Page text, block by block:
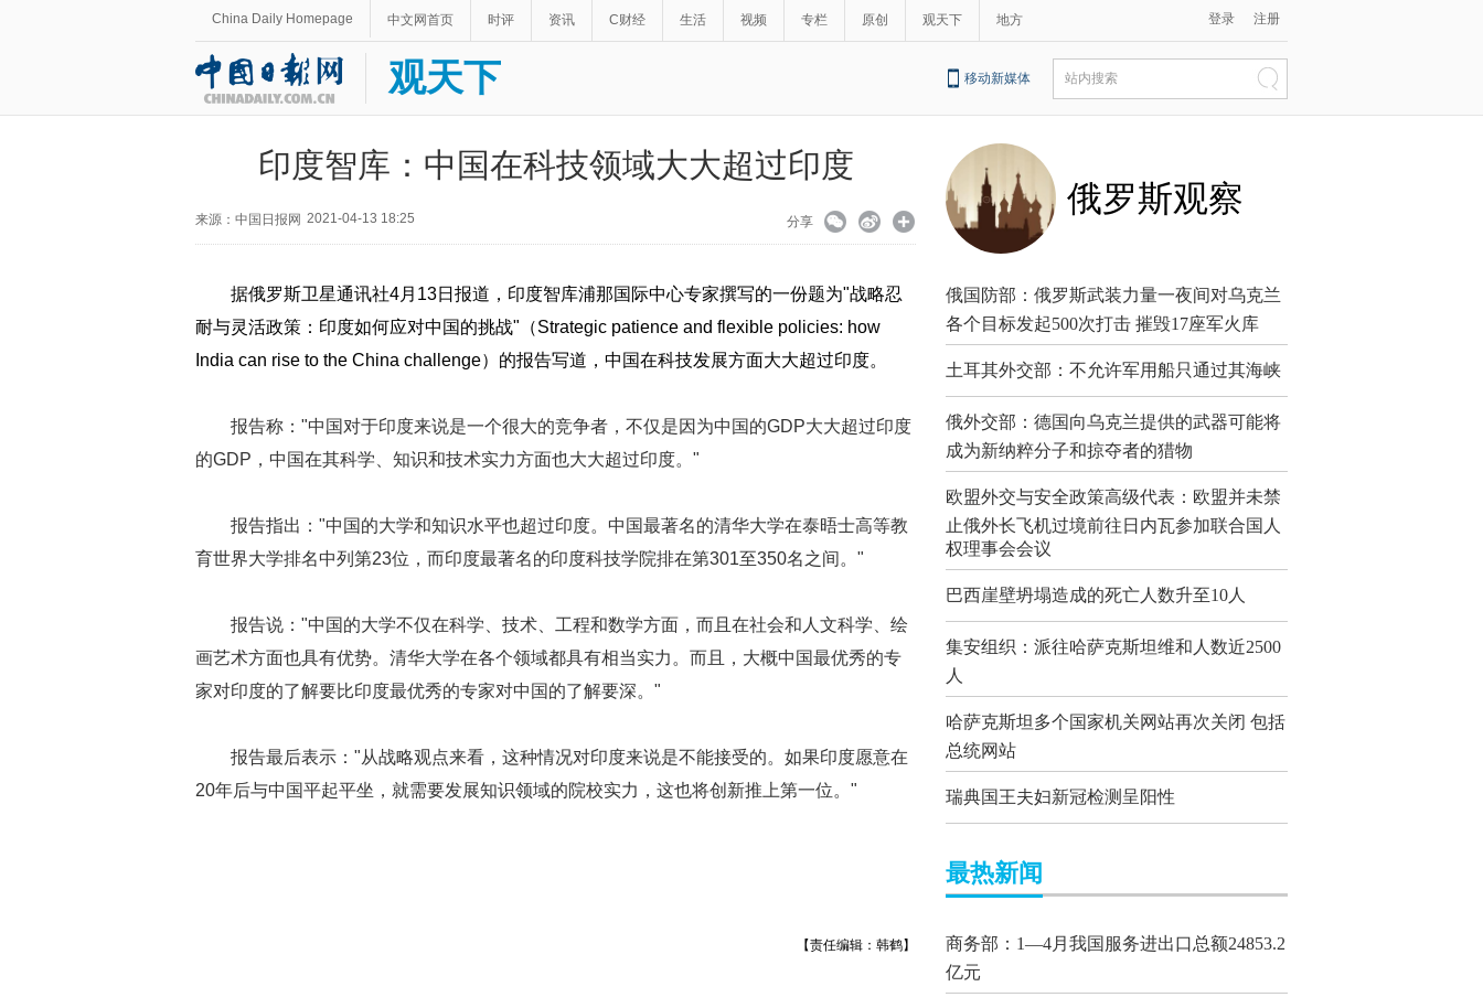
China Daily Homepage 中文网首页 时评 资讯 C财经 生活 视频 专栏 原创 观天下 地方 登录 注册
观天下 移动新媒体 站内搜索
印度智库：中国在科技领域大大超过印度
来源：中国日报网 2021-04-13 18:25 分享
据俄罗斯卫星通讯社4月13日报道，印度智库浦那国际中心专家撰写的一份题为"战略忍
耐与灵活政策：印度如何应对中国的挑战"（Strategic patience and flexible policies: how
India can rise to the China challenge）的报告写道，中国在科技发展方面大大超过印度。
报告称："中国对于印度来说是一个很大的竞争者，不仅是因为中国的GDP大大超过印度
的GDP，中国在其科学、知识和技术实力方面也大大超过印度。"
报告指出："中国的大学和知识水平也超过印度。中国最著名的清华大学在泰晤士高等教
育世界大学排名中列第23位，而印度最著名的印度科技学院排在第301至350名之间。"
报告说："中国的大学不仅在科学、技术、工程和数学方面，而且在社会和人文科学、绘
画艺术方面也具有优势。清华大学在各个领域都具有相当实力。而且，大概中国最优秀的专
家对印度的了解要比印度最优秀的专家对中国的了解要深。"
报告最后表示："从战略观点来看，这种情况对印度来说是不能接受的。如果印度愿意在
20年后与中国平起平坐，就需要发展知识领域的院校实力，这也将创新推上第一位。"
【责任编辑：韩鹤】
俄罗斯观察
俄国防部：俄罗斯武装力量一夜间对乌克兰
各个目标发起500次打击 摧毁17座军火库
土耳其外交部：不允许军用船只通过其海峡
俄外交部：德国向乌克兰提供的武器可能将
成为新纳粹分子和掠夺者的猎物
欧盟外交与安全政策高级代表：欧盟并未禁
止俄外长飞机过境前往日内瓦参加联合国人
权理事会会议
巴西崖壁坍塌造成的死亡人数升至10人
集安组织：派往哈萨克斯坦维和人数近2500
人
哈萨克斯坦多个国家机关网站再次关闭 包括
总统网站
瑞典国王夫妇新冠检测呈阳性
最热新闻
商务部：1—4月我国服务进出口总额24853.2
亿元